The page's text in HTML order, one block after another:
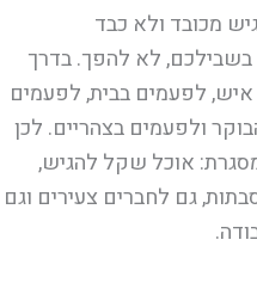
מכובד ולא כבד
בשבילכם, לא להפך. בדרך
כלל מדובר באירוע של 20 עד 50 איש, לפעמים בבית, לפעמים
ולפעמים בצהריים. לכן
אוכל שקל להגיש,
גם לחברים צעירים וגם